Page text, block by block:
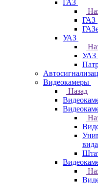
ГАЗ
ГАЗ
УАЗ
УАЗ
Видеокамеры
Назад
вида